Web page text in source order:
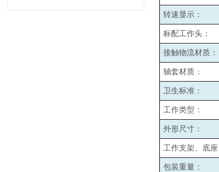
转速显示：
标配工作头：
接触物流材质：
轴套材质：
卫生标准：
工作类型：
外形尺寸：
工作支架、底
包装重量：